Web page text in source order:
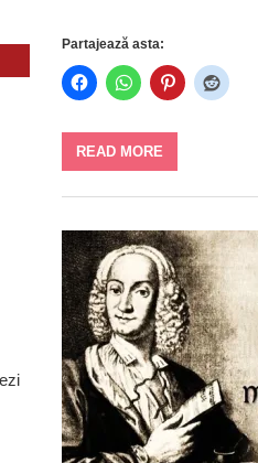
Partajează asta:
READ MORE